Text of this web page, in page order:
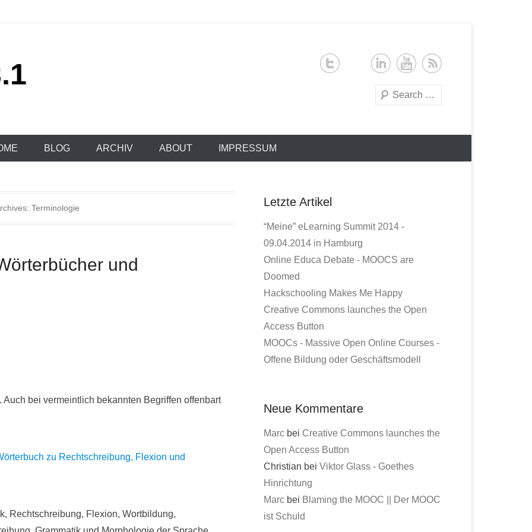
Search
BLOG ARCHIV ABOUT IMPRESSUM
Terminologie
und
bei vermeintlich bekannten Begriffen offenbart
zu Rechtschreibung, Flexion und
Rechtschreibung, Flexion, Wortbildung,
Letzte Artikel
“Meine” eLearning Summit 2014 -
09.04.2014 in Hamburg
Online Educa Debate - MOOCS are
Doomed
Hackschooling Makes Me Happy
Creative Commons launches the Open
Access Button
MOOCs - Massive Open Online Courses -
Offene Bildung oder Geschäftsmodell
Neue Kommentare
Marc bei Creative Commons launches the
Open Access Button
Christian bei Viktor Glass - Goethes
Hinrichtung
Marc bei Blaming the MOOC || Der MOOC
ist Schuld